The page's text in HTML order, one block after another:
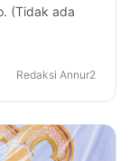
(Tidak ada
Redaksi Annur2